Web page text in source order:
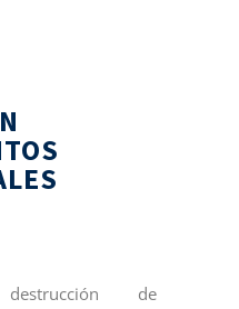
destrucción de